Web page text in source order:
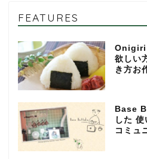
FEATURES
Onigiri
欲しい
き方お
Base
した
コミュ